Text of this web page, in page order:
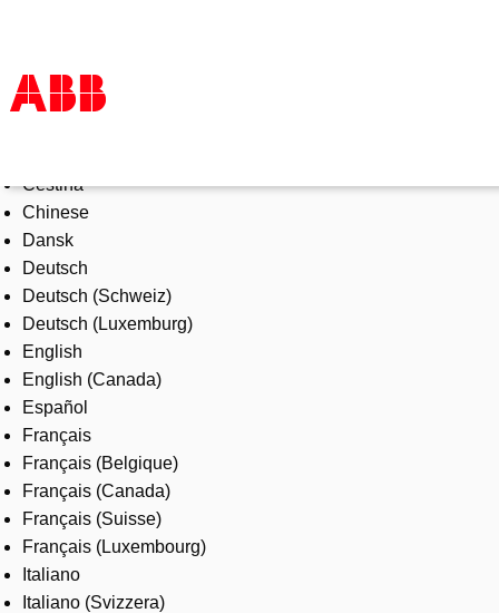
Products & Solutions
Industries
Services
About us
Where to buy
Contact us
Careers
Čeština
Chinese
Dansk
Deutsch
Deutsch (Schweiz)
Deutsch (Luxemburg)
English
English (Canada)
Español
Français
Français (Belgique)
Français (Canada)
Français (Suisse)
Français (Luxembourg)
Italiano
Italiano (Svizzera)